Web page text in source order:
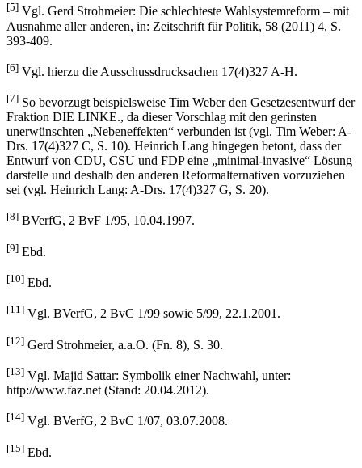
[5] Vgl. Gerd Strohmeier: Die schlechteste Wahlsystemreform – mit
Ausnahme aller anderen, in: Zeitschrift für Politik, 58 (2011) 4, S.
393-409.
[6] Vgl. hierzu die Ausschussdrucksachen 17(4)327 A-H.
[7] So bevorzugt beispielsweise Tim Weber den Gesetzesentwurf der
Fraktion DIE LINKE., da dieser Vorschlag mit den gerinsten
unerwünschten „Nebeneffekten“ verbunden ist (vgl. Tim Weber: A-
Drs. 17(4)327 C, S. 10). Heinrich Lang hingegen betont, dass der
Entwurf von CDU, CSU und FDP eine „minimal-invasive“ Lösung
darstelle und deshalb den anderen Reformalternativen vorzuziehen
sei (vgl. Heinrich Lang: A-Drs. 17(4)327 G, S. 20).
[8] BVerfG, 2 BvF 1/95, 10.04.1997.
[9] Ebd.
[10] Ebd.
[11] Vgl. BVerfG, 2 BvC 1/99 sowie 5/99, 22.1.2001.
[12] Gerd Strohmeier, a.a.O. (Fn. 8), S. 30.
[13] Vgl. Majid Sattar: Symbolik einer Nachwahl, unter:
http://www.faz.net (Stand: 20.04.2012).
[14] Vgl. BVerfG, 2 BvC 1/07, 03.07.2008.
[15] Ebd.